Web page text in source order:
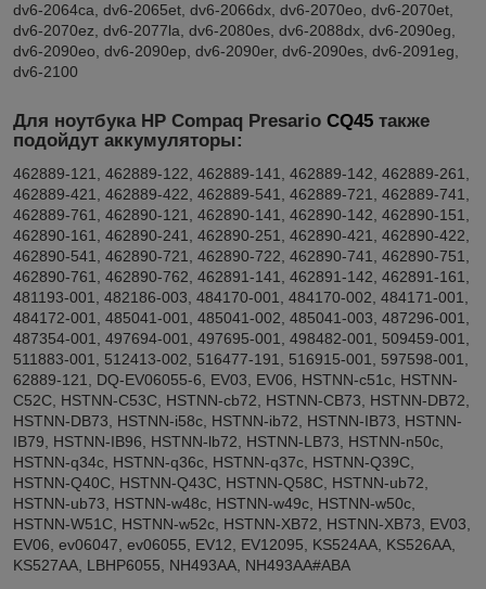
dv6-2064ca, dv6-2065et, dv6-2066dx, dv6-2070eo, dv6-2070et,
dv6-2070ez, dv6-2077la, dv6-2080es, dv6-2088dx, dv6-2090eg,
dv6-2090eo, dv6-2090ep, dv6-2090er, dv6-2090es, dv6-2091eg,
dv6-2100
Для ноутбука HP Compaq Presario CQ45 также
подойдут аккумуляторы:
462889-121, 462889-122, 462889-141, 462889-142, 462889-261,
462889-421, 462889-422, 462889-541, 462889-721, 462889-741,
462889-761, 462890-121, 462890-141, 462890-142, 462890-151,
462890-161, 462890-241, 462890-251, 462890-421, 462890-422,
462890-541, 462890-721, 462890-722, 462890-741, 462890-751,
462890-761, 462890-762, 462891-141, 462891-142, 462891-161,
481193-001, 482186-003, 484170-001, 484170-002, 484171-001,
484172-001, 485041-001, 485041-002, 485041-003, 487296-001,
487354-001, 497694-001, 497695-001, 498482-001, 509459-001,
511883-001, 512413-002, 516477-191, 516915-001, 597598-001,
62889-121, DQ-EV06055-6, EV03, EV06, HSTNN-c51c, HSTNN-
C52C, HSTNN-C53C, HSTNN-cb72, HSTNN-CB73, HSTNN-DB72,
HSTNN-DB73, HSTNN-i58c, HSTNN-ib72, HSTNN-IB73, HSTNN-
IB79, HSTNN-IB96, HSTNN-lb72, HSTNN-LB73, HSTNN-n50c,
HSTNN-q34c, HSTNN-q36c, HSTNN-q37c, HSTNN-Q39C,
HSTNN-Q40C, HSTNN-Q43C, HSTNN-Q58C, HSTNN-ub72,
HSTNN-ub73, HSTNN-w48c, HSTNN-w49c, HSTNN-w50c,
HSTNN-W51C, HSTNN-w52c, HSTNN-XB72, HSTNN-XB73, EV03,
EV06, ev06047, ev06055, EV12, EV12095, KS524AA, KS526AA,
KS527AA, LBHP6055, NH493AA, NH493AA#ABA